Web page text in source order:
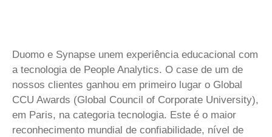
Duomo e Synapse unem experiência educacional com
a tecnologia de People Analytics. O case de um de
nossos clientes ganhou em primeiro lugar o Global
CCU Awards (Global Council of Corporate University),
em Paris, na categoria tecnologia. Este é o maior
reconhecimento mundial de confiabilidade, nível de